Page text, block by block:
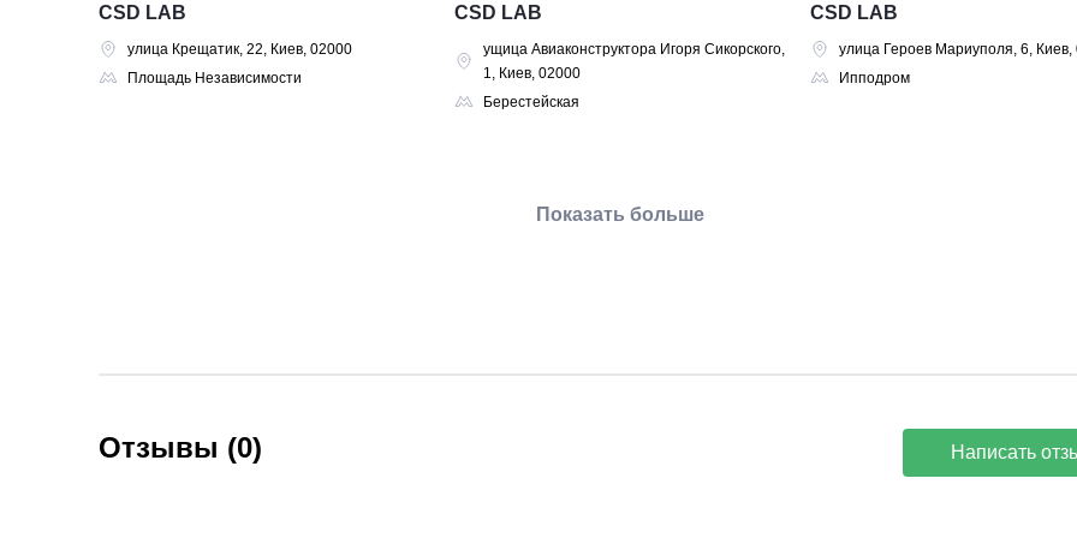
CSD LAB
улица Крещатик, 22, Киев, 02000
Площадь Независимости
CSD LAB
ущица Авиаконструктора Игоря Сикорского,
1, Киев, 02000
Берестейская
CSD LAB
улица Героев Мариуполя, 6, Киев,
Ипподром
Показать больше
Отзывы (0) Написать